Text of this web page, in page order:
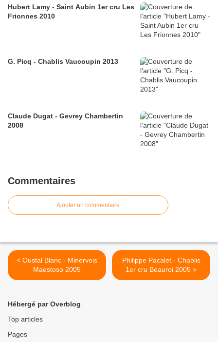
Hubert Lamy - Saint Aubin 1er cru Les
Frionnes 2010
G. Picq - Chablis Vaucoupin 2013
Claude Dugat - Gevrey Chambertin
2008
Commentaires
Ajouter un commentaire
< Oustal Blanc - Minervois
Maestoso 2005
Philippe Pacalet - Chablis
1er cru Beauroi 2005 >
Hébergé par Overblog
Top articles
Pages